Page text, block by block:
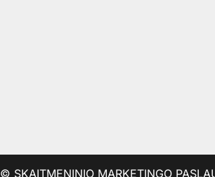
© SKAITMENINIO MARKETINGO